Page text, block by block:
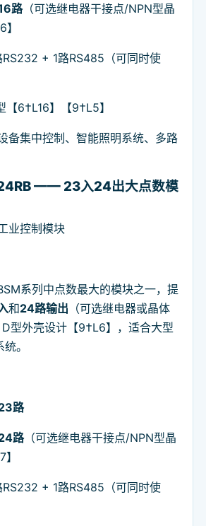
路（可选继电器干接点/NPN型晶
RS232 + 1路RS485（可同时使
【6†L16】【9†L5】
备集中控制、智能照明系统、多路
—— 23入24出大点数模
业控制模块
系列中点数最大的模块之一，提
和24路输出 （可选继电器或晶体
型外壳设计【9†L6】，适合大型
。
路
路（可选继电器干接点/NPN型晶
RS232 + 1路RS485（可同时使